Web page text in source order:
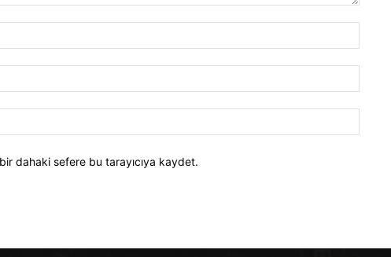
Posta:*
dahaki sefere bu tarayıcıya kaydet.